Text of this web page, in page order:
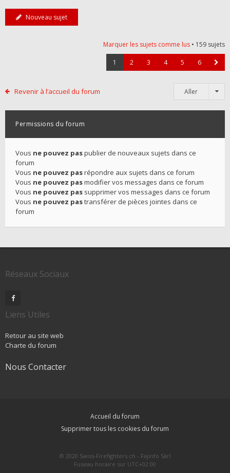
Nouveau sujet
Marquer les sujets comme lus • 159 sujets
1 2 3 4 5 6
Revenir à l’accueil du forum Aller
Permissions du forum
Vous ne pouvez paspublier de nouveaux sujets dans ce
forum
Vous ne pouvez pasrépondre aux sujets dans ce forum
Vous ne pouvez pasmodifier vos messages dans ce forum
Vous ne pouvez pas supprimer vos messages dans ce forum
Vous ne pouvez pastransférer de pièces jointes dans ce
forum
Réseaux Sociaux
Liens Utiles
Retour au site web
Charte du forum
Nous Contacter
Accueil du forum
Supprimer tous les cookies du forum
© 2020 Swiss-Firefighters.ch - Fajinfo Sàrl
Fuseau horaire sur UTC+02:00